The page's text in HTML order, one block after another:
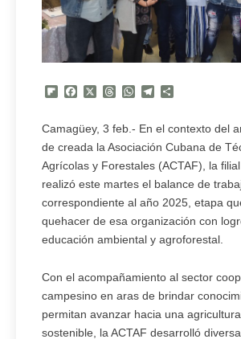
Flipboard
FacebookThreadsWhatsApp
Telegram
Camagüey, 3 feb.- En el contexto del
de creada la Asociación Cubana de
Agrícolas y Forestales (ACTAF), la
realizó este martes el balance de
correspondiente al año 2025, etapa
quehacer de esa organización con
educación ambiental y agroforestal.
Con el acompañamiento al sector
campesino en aras de brindar
permitan avanzar hacia una
sostenible, la ACTAF desarrolló